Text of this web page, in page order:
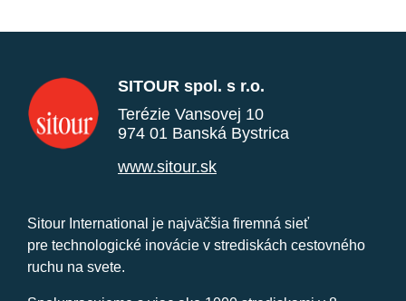
SITOUR spol. s r.o.
Terézie Vansovej 10
974 01 Banská Bystrica
www.sitour.sk
Sitour International je najväčšia firemná sieť
pre technologické inovácie v strediskách cestovného
ruchu na svete.